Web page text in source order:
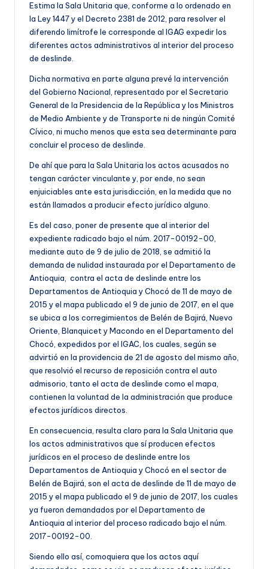
Estima la Sala Unitaria que, conforme a lo ordenado en
la Ley 1447 y el Decreto 2381 de 2012, para resolver el
diferendo limítrofe le corresponde al IGAG expedir los
diferentes actos administrativos al interior del proceso
de deslinde.
Dicha normativa en parte alguna prevé la intervención
del Gobierno Nacional, representado por el Secretario
General de la Presidencia de la República y los Ministros
de Medio Ambiente y de Transporte ni de ningún Comité
Cívico, ni mucho menos que esta sea determinante para
concluir el proceso de deslinde.
De ahí que para la Sala Unitaria los actos acusados no
tengan carácter vinculante y, por ende, no sean
enjuiciables ante esta jurisdicción, en la medida que no
están llamados a producir efecto jurídico alguno.
Es del caso, poner de presente que al interior del
expediente radicado bajo el núm. 2017-00192-00,
mediante auto de 9 de julio de 2018, se admitió la
demanda de nulidad instaurada por el Departamento de
Antioquia, contra el acta de deslinde entre los
Departamentos de Antioquia y Chocó de 11 de mayo de
2015 y el mapa publicado el 9 de junio de 2017, en el que
se ubica a los corregimientos de Belén de Bajirá, Nuevo
Oriente, Blanquicet y Macondo en el Departamento del
Chocó, expedidos por el IGAC, los cuales, según se
advirtió en la providencia de 21 de agosto del mismo año,
que resolvió el recurso de reposición contra el auto
admisorio, tanto el acta de deslinde como el mapa,
contienen la voluntad de la administración que produce
efectos jurídicos directos.
En consecuencia, resulta claro para la Sala Unitaria que
los actos administrativos que sí producen efectos
jurídicos en el proceso de deslinde entre los
Departamentos de Antioquia y Chocó en el sector de
Belén de Bajirá, son el acta de deslinde de 11 de mayo de
2015 y el mapa publicado el 9 de junio de 2017, los cuales
ya fueron demandados por el Departamento de
Antioquia al interior del proceso radicado bajo el núm.
2017-00192-00.
Siendo ello así, comoquiera que los actos aquí